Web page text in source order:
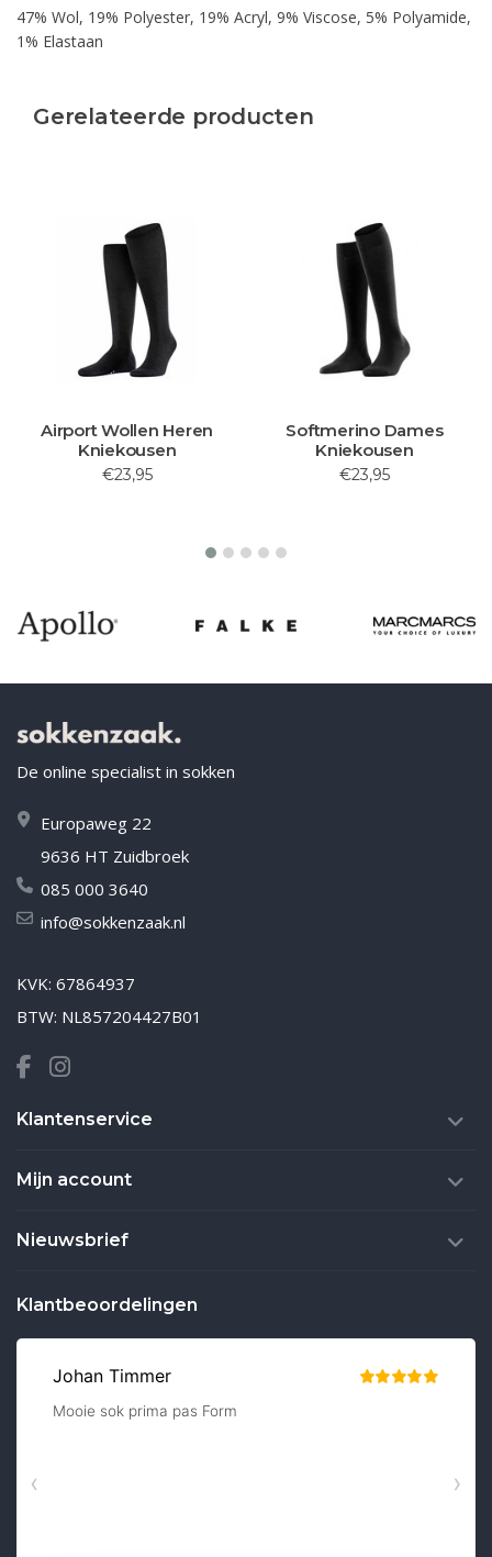
47% Wol, 19% Polyester, 19% Acryl, 9% Viscose, 5% Polyamide,
1% Elastaan
Gerelateerde producten
Airport Wollen Heren
Kniekousen
€23,95
Softmerino Dames
Kniekousen
€23,95
De online specialist in sokken
Europaweg 22
9636 HT Zuidbroek
085 000 3640
info@sokkenzaak.nl
KVK: 67864937
BTW: NL857204427B01
Klantenservice
Mijn account
Nieuwsbrief
Klantbeoordelingen